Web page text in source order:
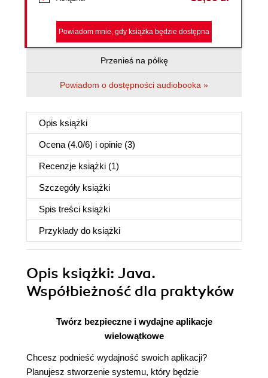
Powiadom mnie, gdy książka będzie dostępna
Przenieś na półkę
Powiadom o dostępności audiobooka »
Opis książki
Ocena (4.0/6) i opinie (3)
Recenzje książki (1)
Szczegóły książki
Spis treści książki
Przykłady do książki
Opis książki: Java.
Współbieżność dla praktyków
Twórz bezpieczne i wydajne aplikacje
wielowątkowe
Chcesz podnieść wydajność swoich aplikacji?
Planujesz stworzenie systemu, który będzie